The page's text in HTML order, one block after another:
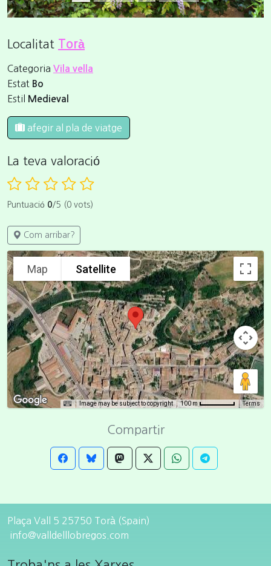
Localitat Torà
Categoria Vila vella
Estat Bo
Estil Medieval
afegir al pla de viatge
La teva valoració
Puntuació 0/5 (0 vots)
Com arribar?
Map Satellite
Image may be subject to copyright 100 m Terms
Compartir
Plaça Vall 5 25750 Torà (Spain)
info@valldelllobregos.com